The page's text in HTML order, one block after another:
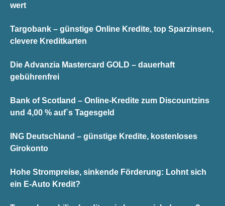
wert
Targobank – günstige Online Kredite, top Sparzinsen,
clevere Kreditkarten
Die Advanzia Mastercard GOLD – dauerhaft
gebührenfrei
Bank of Scotland – Online-Kredite zum Discountzins
und 4,00 % auf`s Tagesgeld
ING Deutschland – günstige Kredite, kostenloses
Girokonto
Hohe Strompreise, sinkende Förderung: Lohnt sich
ein E-Auto Kredit?